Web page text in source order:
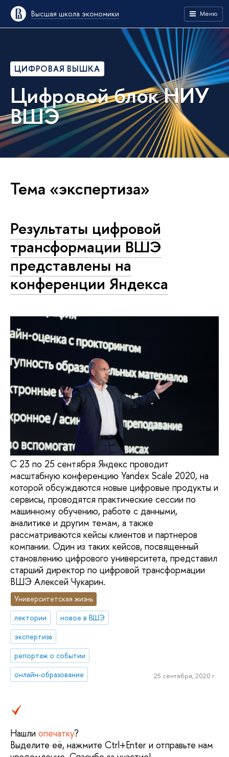
Высшая школа экономики Меню
ЦИФРОВАЯ ВЫШКА
Цифровой блок НИУ
ВШЭ
Тема «экспертиза»
Результаты цифровой
трансформации ВШЭ
представлены на
конференции Яндекса
С 23 по 25 сентября Яндекс проводит
масштабную конференцию Yandex Scale 2020, на
которой обсуждаются новые цифровые продукты и
сервисы, проводятся практические сессии по
машинному обучению, работе с данными,
аналитике и другим темам, а также
рассматриваются кейсы клиентов и партнеров
компании. Один из таких кейсов, посвященный
становлению цифрового университета, представил
старший директор по цифровой трансформации
ВШЭ Алексей Чукарин.
Университетская жизнь
лектории
новое в ВШЭ
экспертиза
репортаж о событии
онлайн-образование
25 сентября, 2020 г.
Нашли опечатку?
Выделите её, нажмите Ctrl+Enter и отправьте нам